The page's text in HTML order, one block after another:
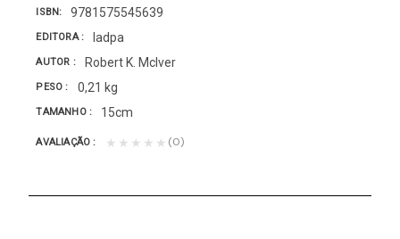
ISBN 9781575545639
EDITORA Iadpa
AUTOR Robert K. Mclver
PESO 0,21 kg
TAMANHO 15cm
AVALIAÇÃO ★★★★★ (0)